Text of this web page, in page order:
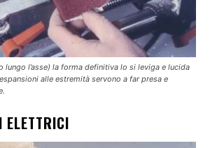
lungo l’asse) la forma definitiva lo si leviga e lucida
alle estremità servono a far presa e
ELETTRICI